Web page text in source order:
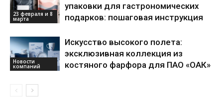
23 февраля и 8
марта
упаковки для гастрономических
подарков: пошаговая инструкция
Новости
компаний
Искусство высокого полета:
эксклюзивная коллекция из
костяного фарфора для ПАО «ОАК»